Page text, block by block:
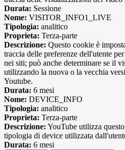
Durata: Sessione
Nome: VISITOR_INFO1_LIVE
Tipologia: analitico
Proprieta: Terza-parte
Descrizione: Questo cookie è
traccia delle preferenze dell'utente
nei siti; può anche determinare se il
utilizzando la nuova o la vecchia
Youtube.
Durata: 6 mesi
Nome: DEVICE_INFO
Tipologia: analitico
Proprieta: Terza-parte
Descrizione: YouTube utilizza
tipologia di device utilizzata
Durata: 6 mesi